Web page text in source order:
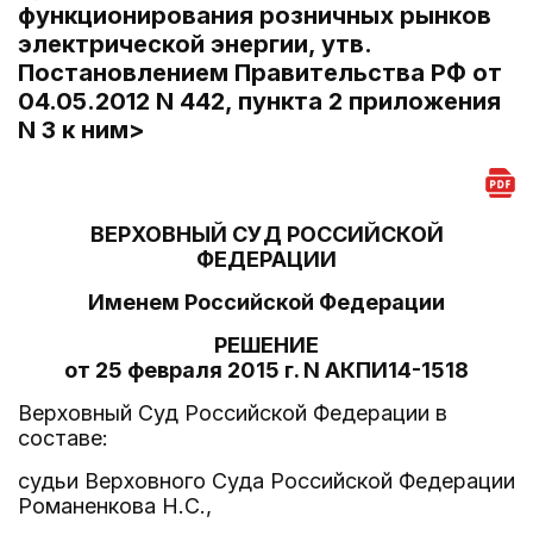
функционирования розничных рынков
электрической энергии, утв.
Постановлением Правительства РФ от
04.05.2012 N 442, пункта 2 приложения
N 3 к ним>
ВЕРХОВНЫЙ СУД РОССИЙСКОЙ
ФЕДЕРАЦИИ
Именем Российской Федерации
РЕШЕНИЕ
от 25 февраля 2015 г. N АКПИ14-1518
Верховный Суд Российской Федерации в
составе:
судьи Верховного Суда Российской Федерации
Романенкова Н.С.,